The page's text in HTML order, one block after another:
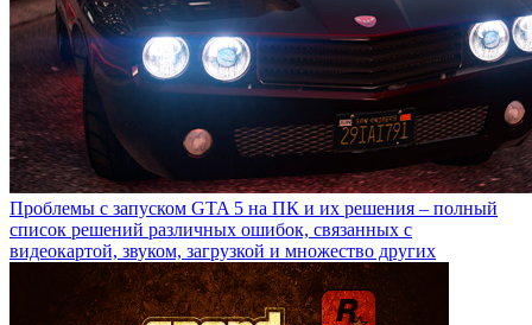
Проблемы с запуском GTA 5 на ПК и их решения – полный
список решений различных ошибок, связанных с
видеокартой, звуком, загрузкой и множество других